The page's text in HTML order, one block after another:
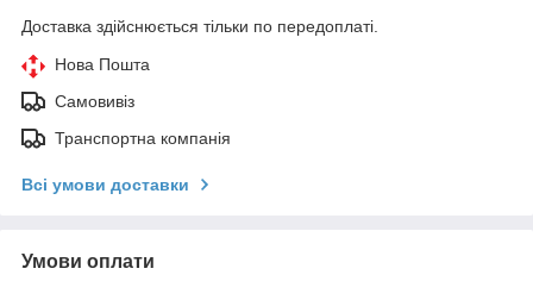
Доставка здійснюється тільки по передоплаті.
Нова Пошта
Самовивіз
Транспортна компанія
Всі умови доставки
Умови оплати